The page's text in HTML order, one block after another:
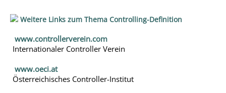
Weitere Links zum Thema Controlling-Definition
www.controllerverein.com
Internationaler Controller Verein
www.oeci.at
Österreichisches Controller-Institut